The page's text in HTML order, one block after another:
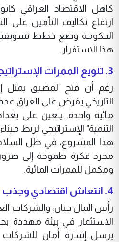
كاهل الاقتصاد العراقي
ارتفاع تكاليف التأمين على
الحكومة وضع خطط تسويقية
هذا الاستقرار.
‏​رغم أن فتح المضيق يمثل
التاريخي يفرض على العراق
مائية واحدة. يتعين على
التنمية" الإستراتيجي لربط ميناء
هذا المشروع، في ظل
مجرد فكرة طموحة إلى
ومكمل للممرات المائية.
‏​رأس المال جبان، والشركات
الاستثمار في بيئة مهددة
يرسل إشارة أمان للشركات